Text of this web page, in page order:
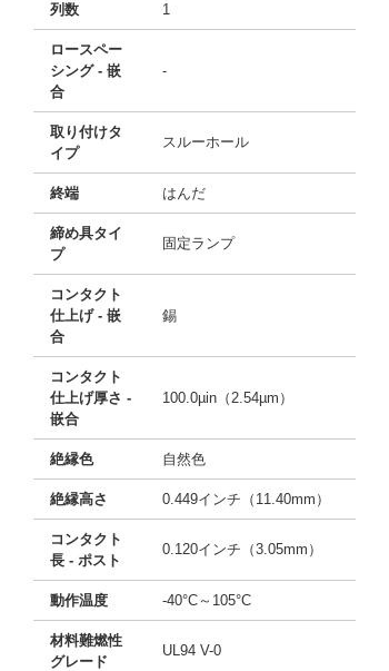
列数 1
ロースペー
シング - 嵌
合
-
取り付けタ
イプ
スルーホール
終端 はんだ
締め具タイ
プ
固定ランプ
コンタクト
仕上げ - 嵌
合
錫
コンタクト
仕上げ厚さ -
嵌合
100.0µin（2.54µm）
絶縁色 自然色
絶縁高さ 0.449インチ（11.40mm）
コンタクト
長 - ポスト
0.120インチ（3.05mm）
動作温度 -40°C～105°C
材料難燃性
グレード
UL94 V-0